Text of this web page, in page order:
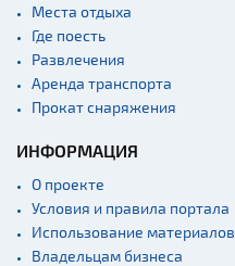
Места отдыха
Где поесть
Развлечения
Аренда транспорта
Прокат снаряжения
ИНФОРМАЦИЯ
О проекте
Условия и правила портала
Использование материалов
Владельцам бизнеса